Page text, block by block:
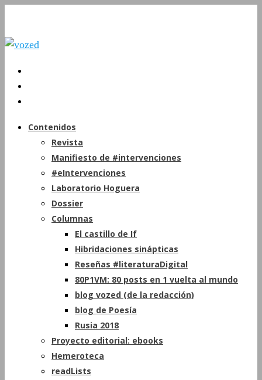
Contenidos
Revista
Manifiesto de #intervenciones
#eIntervenciones
Laboratorio Hoguera
Dossier
Columnas
El castillo de If
Hibridaciones sinápticas
Reseñas #literaturaDigital
80P1VM: 80 posts en 1 vuelta al mundo
blog vozed (de la redacción)
blog de Poesía
Rusia 2018
Proyecto editorial: ebooks
Hemeroteca
readLists